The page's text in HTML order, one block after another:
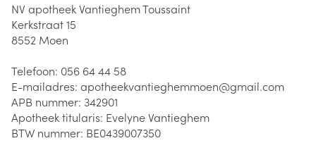
NV apotheek Vantieghem Toussaint
Kerkstraat 15
8552 Moen
Telefoon: 056 64 44 58
E-mailadres: apotheekvantieghemmoen@gmail.com
APB nummer: 342901
Apotheek titularis: Evelyne Vantieghem
BTW nummer: BE0439007350